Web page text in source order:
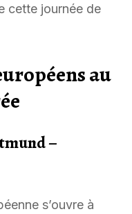
cette journée de
au
–
s’ouvre à